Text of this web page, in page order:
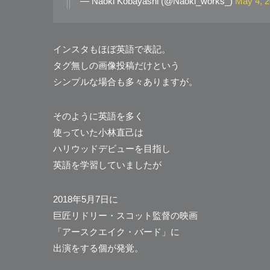
インスタもほぼ英語で表記。
タグ無しの画像投稿だけという
シンプルな場合も多々ありますが。
そのように英語を多く
使っていた小林直己は
ハリウッドデビューを目指し
英語を学習していましたが
2018年5月7日に
巨匠リドリー・スコット監督の映画
「アースクエイク・バード」に
出演をする個が発覚。